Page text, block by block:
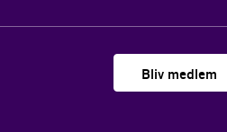
Bliv medlem